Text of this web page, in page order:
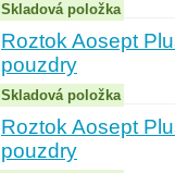
Skladová položka
Roztok Aosept
pouzdry
Skladová položka
Roztok Aosept
pouzdry